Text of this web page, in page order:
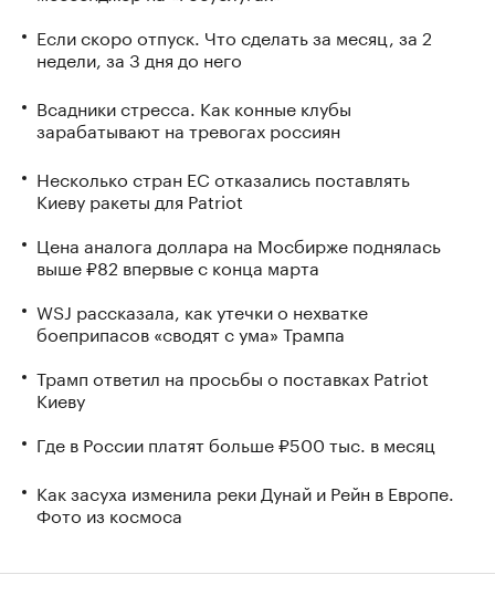
Если скоро отпуск. Что сделать за месяц, за 2
недели, за 3 дня до него
Всадники стресса. Как конные клубы
зарабатывают на тревогах россиян
Несколько стран ЕС отказались поставлять
Киеву ракеты для Patriot
Цена аналога доллара на Мосбирже поднялась
выше ₽82 впервые с конца марта
WSJ рассказала, как утечки о нехватке
боеприпасов «сводят с ума» Трампа
Трамп ответил на просьбы о поставках Patriot
Киеву
Где в России платят больше ₽500 тыс. в месяц
Как засуха изменила реки Дунай и Рейн в Европе.
Фото из космоса